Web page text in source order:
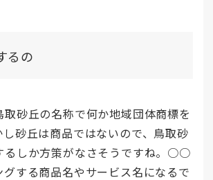
るの
砂丘の名称で何か地域団体商標を
砂丘は商品ではないので、鳥取砂
しか方策がなさそうですね。○○
する商品名やサービス名になるで